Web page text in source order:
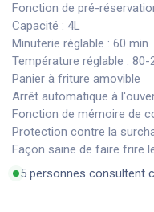
Fonction de pré-
Capacité : 4L
Minuterie réglable : 60 min
Température réglable : 80-
Panier à friture amovible
Arrêt automatique à
Fonction de mémoire de
Protection contre la
Façon saine de faire frire
5 personnes consultent